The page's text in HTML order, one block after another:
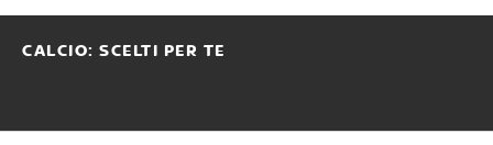
CALCIO: SCELTI PER TE